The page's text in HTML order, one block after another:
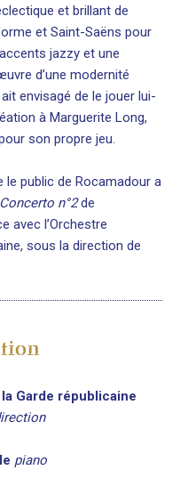
et brillant de
et Saint-Saëns pour
jazzy et une
d’une modernité
envisagé de le jouer lui-
à Marguerite Long,
son propre jeu.
le public de Rocamadour a
Concerto n°2de
avec l’Orchestre
sous la direction de
Garde républicaine
piano